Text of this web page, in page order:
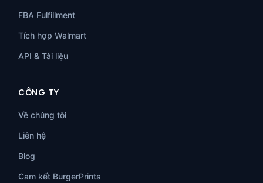
FBA Fulfillment
Tích hợp Walmart
API & Tài liệu
CÔNG TY
Về chúng tôi
Liên hệ
Blog
Cam kết BurgerPrints